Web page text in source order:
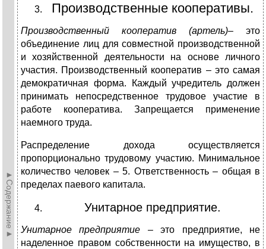
►Содержание►
Производственные кооперативы.
Производственный кооператив (артель)– это
объединение лиц для совместной производственной
и хозяйственной деятельности на основе личного
участия. Производственный кооператив – это самая
демократичная форма. Каждый учредитель должен
принимать непосредственное трудовое участие в
работе кооператива. Запрещается применение
наемного труда.
Распределение дохода осуществляется
пропорционально трудовому участию. Минимальное
количество человек – 5. Ответственность – общая в
пределах паевого капитала.
Унитарное предприятие.
Унитарное предприятие –это предприятие, не
наделенное правом собственности на имущество, в